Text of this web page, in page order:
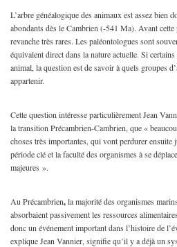
L’arbre généalogique des animaux est assez bien
abondants dès le Cambrien (-541 Ma). Avant
revanche très rares. Les paléontologues sont
équivalent direct dans la nature actuelle. Si
animal, la question est de savoir à quels groupes
appartenir.
Cette question intéresse particulièrement Jean
la transition Précambrien-Cambrien, que «
choses très importantes, qui vont perdurer ensuite
période clé et la faculté des organismes à se
majeures ».
Au Précambrien,la majorité des organismes
absorbaient passivement les ressources
donc un événement important dans l’histoire de
explique Jean Vannier, signifie qu’il y a déjà un